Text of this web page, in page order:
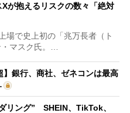
Xが抱えるリスクの数々「絶対
で史上初の「兆万長者（ト
マスク氏。…
】銀行、商社、ゼネコンは最高
リング” SHEIN、TikTok、